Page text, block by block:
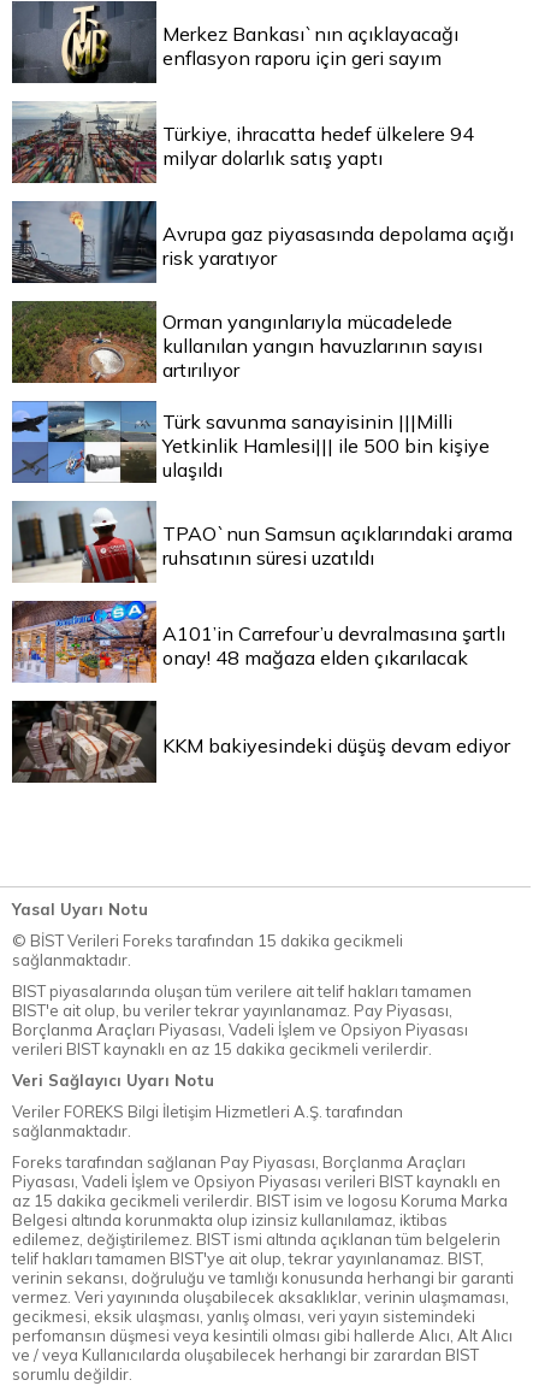
Merkez Bankası`nın açıklayacağı
enflasyon raporu için geri sayım
Türkiye, ihracatta hedef ülkelere 94
milyar dolarlık satış yaptı
Avrupa gaz piyasasında depolama açığı
risk yaratıyor
Orman yangınlarıyla mücadelede
kullanılan yangın havuzlarının sayısı
artırılıyor
Türk savunma sanayisinin |||Milli
Yetkinlik Hamlesi||| ile 500 bin kişiye
ulaşıldı
TPAO`nun Samsun açıklarındaki arama
ruhsatının süresi uzatıldı
A101’in Carrefour’u devralmasına şartlı
onay! 48 mağaza elden çıkarılacak
KKM bakiyesindeki düşüş devam ediyor
Yasal Uyarı Notu
© BİST Verileri Foreks tarafından 15 dakika gecikmeli
sağlanmaktadır.
BIST piyasalarında oluşan tüm verilere ait telif hakları tamamen
BIST'e ait olup, bu veriler tekrar yayınlanamaz. Pay Piyasası,
Borçlanma Araçları Piyasası, Vadeli İşlem ve Opsiyon Piyasası
verileri BIST kaynaklı en az 15 dakika gecikmeli verilerdir.
Veri Sağlayıcı Uyarı Notu
Veriler FOREKS Bilgi İletişim Hizmetleri A.Ş. tarafından
sağlanmaktadır.
Foreks tarafından sağlanan Pay Piyasası, Borçlanma Araçları
Piyasası, Vadeli İşlem ve Opsiyon Piyasası verileri BIST kaynaklı en
az 15 dakika gecikmeli verilerdir. BIST isim ve logosu Koruma Marka
Belgesi altında korunmakta olup izinsiz kullanılamaz, iktibas
edilemez, değiştirilemez. BIST ismi altında açıklanan tüm belgelerin
telif hakları tamamen BIST'ye ait olup, tekrar yayınlanamaz. BIST,
verinin sekansı, doğruluğu ve tamlığı konusunda herhangi bir garanti
vermez. Veri yayınında oluşabilecek aksaklıklar, verinin ulaşmaması,
gecikmesi, eksik ulaşması, yanlış olması, veri yayın sistemindeki
perfomansın düşmesi veya kesintili olması gibi hallerde Alıcı, Alt Alıcı
ve / veya Kullanıcılarda oluşabilecek herhangi bir zarardan BIST
sorumlu değildir.